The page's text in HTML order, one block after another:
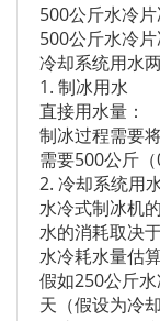
500公斤水冷
500公斤水冷
冷却系统用水
1. 制冰用水
直接用水量：
制冰过程需要
需要500公斤（
2. 冷却系统用
水冷式制冰机
水的消耗取决
水冷耗水量估算
假如250公斤
天（假设为冷